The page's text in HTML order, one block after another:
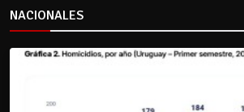
NACIONALES